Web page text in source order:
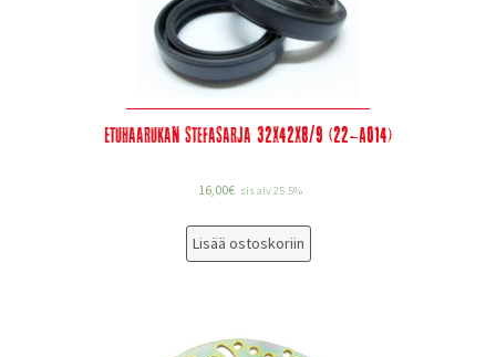
Etuhaarukan stefasarja 32x42x8/9 (22-A014)
16,00€ sis alv 25.5%
Lisää ostoskoriin